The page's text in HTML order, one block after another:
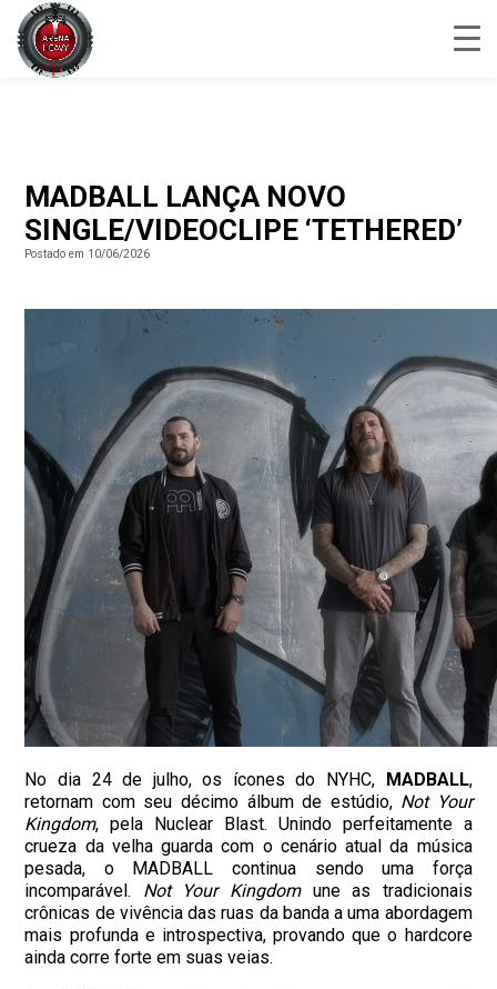
MADBALL LANÇA NOVO
SINGLE/VIDEOCLIPE ‘TETHERED’
Postado em 10/06/2026
No dia 24 de julho, os ícones do NYHC, MADBALL,
retornam com seu décimo álbum de estúdio, Not Your
Kingdom, pela Nuclear Blast. Unindo perfeitamente a
crueza da velha guarda com o cenário atual da música
pesada, o MADBALL continua sendo uma força
incomparável. Not Your Kingdomune as tradicionais
crônicas de vivência das ruas da banda a uma abordagem
mais profunda e introspectiva, provando que o hardcore
ainda corre forte em suas veias.